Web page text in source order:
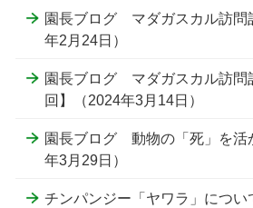
園長ブログ マダガスカル訪
年2月24日）
園長ブログ マダガスカル訪
回】（2024年3月14日）
園長ブログ 動物の「死」を活
年3月29日）
チンパンジー「ヤワラ」につ